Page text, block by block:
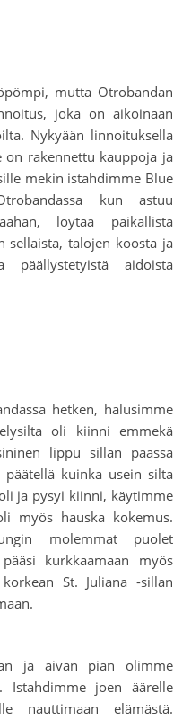
mutta Otrobandan
joka on aikoinaan
Nykyään linnoituksella
rakennettu kauppoja ja
mekin istahdimme Blue
kun astuu
löytää paikallista
sellaista, talojen koosta ja
päällystetyistä aidoista
hetken, halusimme
oli kiinni emmekä
lippu sillan päässä
kuinka usein silta
ja pysyi kiinni, käytimme
myös hauska kokemus.
molemmat puolet
kurkkaamaan myös
St. Juliana -sillan
ja aivan pian olimme
Istahdimme joen äärelle
nauttimaan elämästä.